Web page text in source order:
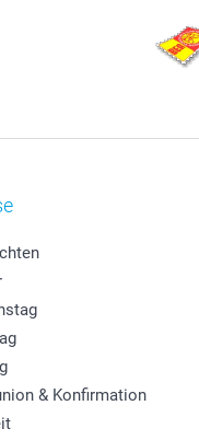
& Konfirmation